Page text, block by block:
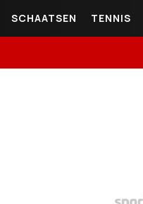
SCHAATSEN TENNIS